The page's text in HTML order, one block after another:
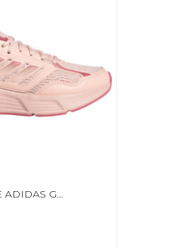
BUTY DAMSKIE ADIDAS GALAXY STAR RÓŻOWE IF5402